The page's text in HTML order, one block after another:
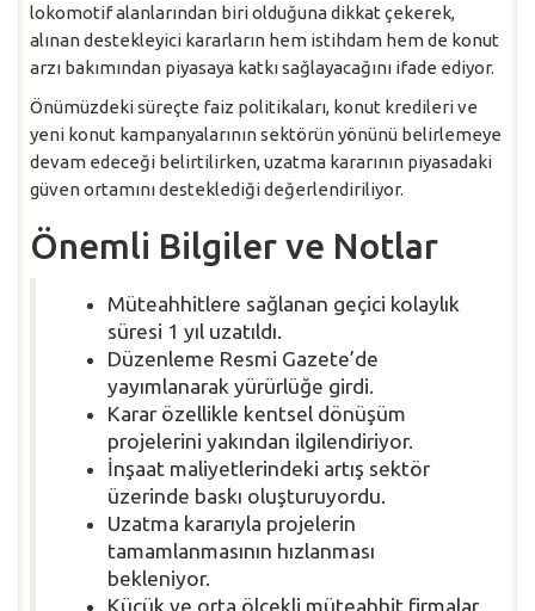
lokomotif alanlarından biri olduğuna dikkat çekerek,
alınan destekleyici kararların hem istihdam hem de konut
arzı bakımından piyasaya katkı sağlayacağını ifade ediyor.
Önümüzdeki süreçte faiz politikaları, konut kredileri ve
yeni konut kampanyalarının sektörün yönünü belirlemeye
devam edeceği belirtilirken, uzatma kararının piyasadaki
güven ortamını desteklediği değerlendiriliyor.
Önemli Bilgiler ve Notlar
Müteahhitlere sağlanan geçici kolaylık
süresi 1 yıl uzatıldı.
Düzenleme Resmi Gazete’de
yayımlanarak yürürlüğe girdi.
Karar özellikle kentsel dönüşüm
projelerini yakından ilgilendiriyor.
İnşaat maliyetlerindeki artış sektör
üzerinde baskı oluşturuyordu.
Uzatma kararıyla projelerin
tamamlanmasının hızlanması
bekleniyor.
Küçük ve orta ölçekli müteahhit firmalar